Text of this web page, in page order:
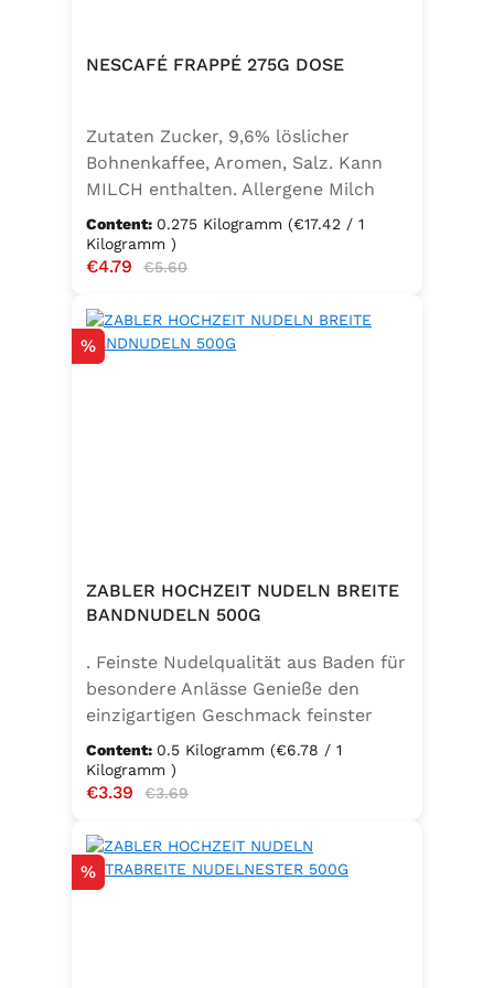
NESCAFÉ FRAPPÉ 275G DOSE
Zutaten Zucker, 9,6% löslicher
Bohnenkaffee, Aromen, Salz. Kann
MILCH enthalten. Allergene Milch
und daraus gewonnene Erzeugnisse
Content: 0.275 Kilogramm (€17.42 / 1
Kilogramm )
Sale price:
€4.79 Regular price:
€5.60
Discount
%
ZABLER HOCHZEIT NUDELN BREITE
BANDNUDELN 500G
. Feinste Nudelqualität aus Baden für
besondere Anlässe Genieße den
einzigartigen Geschmack feinster
Bandnudeln – mit den Zabler
Hochzeit Nudeln holst du dir echte
badische Qualität auf den Teller.
Hartweizengrieß, täglich frisch
aufgeschlagenen Eiern der
Content: 0.5 Kilogramm (€6.78 / 1
Kilogramm )
Sale price:
€3.39 Regular price:
€3.69
Discount
%